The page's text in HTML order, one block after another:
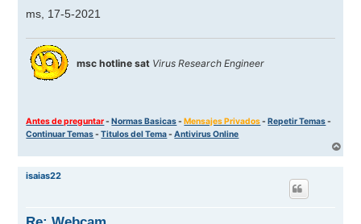
ms, 17-5-2021
msc hotline sat Virus Research Engineer
Antes de preguntar-Normas Basicas-Mensajes Privados-Repetir Temas-
Continuar Temas-Titulos del Tema-Antivirus Online
r
isaias22